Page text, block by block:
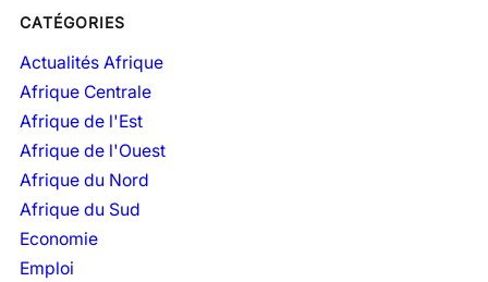
c
h
v
CATÉGORIES
Actualités Afrique
Afrique Centrale
Afrique de l'Est
Afrique de l'Ouest
Afrique du Nord
Afrique du Sud
Economie
Emploi